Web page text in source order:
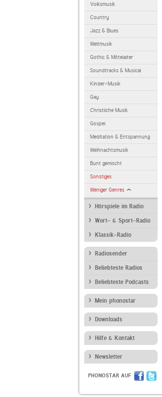
Volksmusik
Country
Jazz & Blues
Weltmusik
Gothic & Mittelalter
Soundtracks & Musical
Kinder-Musik
Gay
Christliche Musik
Gospel
Meditation & Entspannung
Weihnachtsmusik
Bunt gemischt
Sonstiges
Weniger Genres
Hörspiele im Radio
Wort- & Sport-Radio
Klassik-Radio
Radiosender
Beliebteste Radios
Beliebteste Podcasts
Mein phonostar
Downloads
Hilfe & Kontakt
Newsletter
PHONOSTAR AUF